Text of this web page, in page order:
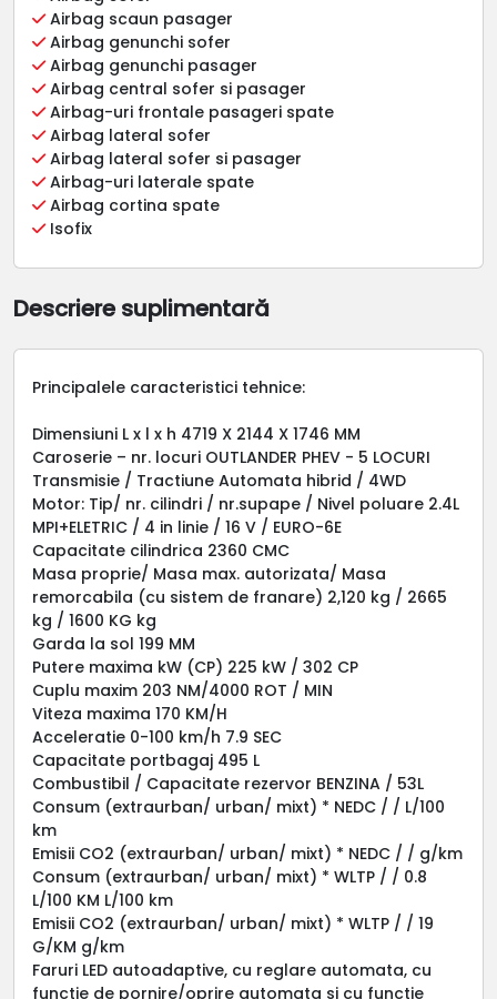
Airbag scaun pasager
Airbag genunchi sofer
Airbag genunchi pasager
Airbag central sofer si pasager
Airbag-uri frontale pasageri spate
Airbag lateral sofer
Airbag lateral sofer si pasager
Airbag-uri laterale spate
Airbag cortina spate
Isofix
Descriere suplimentară
Principalele caracteristici tehnice:
Dimensiuni L x l x h 4719 X 2144 X 1746 MM
Caroserie – nr. locuri OUTLANDER PHEV - 5 LOCURI
Transmisie / Tractiune Automata hibrid / 4WD
Motor: Tip/ nr. cilindri / nr.supape / Nivel poluare 2.4L
MPI+ELETRIC / 4 in linie / 16 V / EURO-6E
Capacitate cilindrica 2360 CMC
Masa proprie/ Masa max. autorizata/ Masa
remorcabila (cu sistem de franare) 2,120 kg / 2665
kg / 1600 KG kg
Garda la sol 199 MM
Putere maxima kW (CP) 225 kW / 302 CP
Cuplu maxim 203 NM/4000 ROT / MIN
Viteza maxima 170 KM/H
Acceleratie 0-100 km/h 7.9 SEC
Capacitate portbagaj 495 L
Combustibil / Capacitate rezervor BENZINA / 53L
Consum (extraurban/ urban/ mixt) * NEDC / / L/100
km
Emisii CO2 (extraurban/ urban/ mixt) * NEDC / / g/km
Consum (extraurban/ urban/ mixt) * WLTP / / 0.8
L/100 KM L/100 km
Emisii CO2 (extraurban/ urban/ mixt) * WLTP / / 19
G/KM g/km
Faruri LED autoadaptive, cu reglare automata, cu
functie de pornire/oprire automata si cu functie